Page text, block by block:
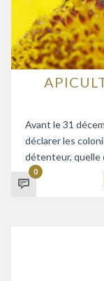
Avant le 31
déclarer les
détenteur, quelle
0